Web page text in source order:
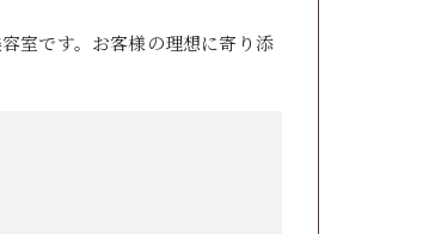
室です。お客様の理想に寄り添